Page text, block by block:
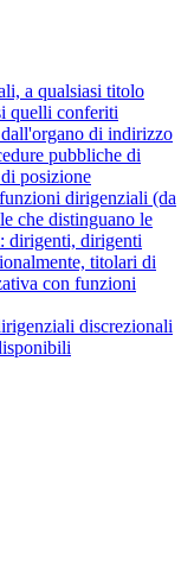
a qualsiasi titolo
quelli conferiti
di indirizzo
pubbliche di
posizione
dirigenziali (da
che distinguano le
dirigenti, dirigenti
titolari di
con funzioni
discrezionali